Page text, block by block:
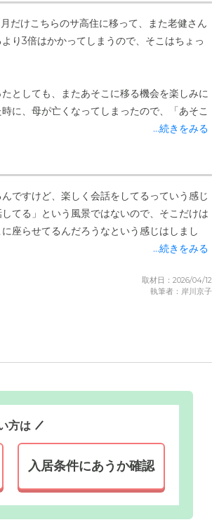
だけこちらのサ高住に移って、また老健さん
り3倍はかかってしまうので、そこはちょっ
としても、またあそこに移る機会を楽しみに
に、母が亡くなってしまったので、「あそこ
...続きをみる
ですけど、楽しく会話をしてるっていう感じ
てる」という風景ではないので、そこだけは
座らせてるんだろうなという感じはしまし
...続きをみる
取材日：2026/04/12
執筆者：岸川京子
方は
入居条件にあうか確認